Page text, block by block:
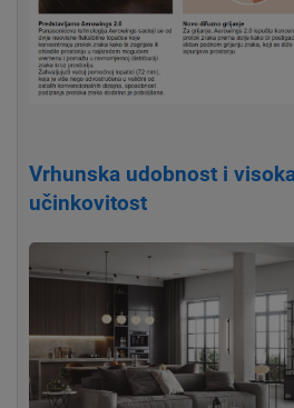
Vrhunska udobnost i
učinkovitost